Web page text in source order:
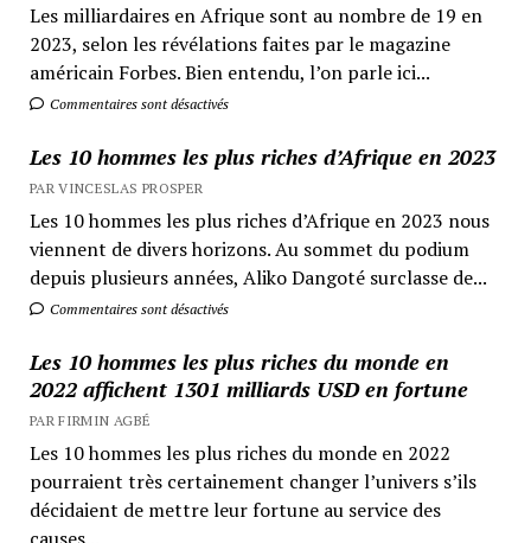
Les milliardaires en Afrique sont au nombre de 19 en
2023, selon les révélations faites par le magazine
américain Forbes. Bien entendu, l’on parle ici...
Commentaires sont désactivés
Les 10 hommes les plus riches d’Afrique en 2023
PAR VINCESLAS PROSPER
Les 10 hommes les plus riches d’Afrique en 2023 nous
viennent de divers horizons. Au sommet du podium
depuis plusieurs années, Aliko Dangoté surclasse de...
Commentaires sont désactivés
Les 10 hommes les plus riches du monde en
2022 affichent 1301 milliards USD en fortune
PAR FIRMIN AGBÉ
Les 10 hommes les plus riches du monde en 2022
pourraient très certainement changer l’univers s’ils
décidaient de mettre leur fortune au service des